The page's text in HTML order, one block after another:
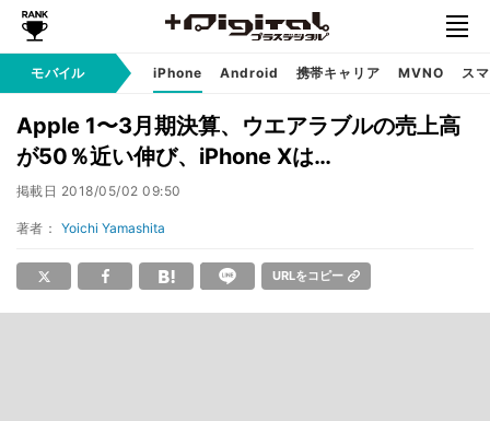
モバイル iPhone Android 携帯キャリア MVNO ス
Apple 1〜3月期決算、ウエアラブルの売上高
が50％近い伸び、iPhone Xは…
掲載日 2018/05/02 09:50
著者： Yoichi Yamashita
URLをコピー